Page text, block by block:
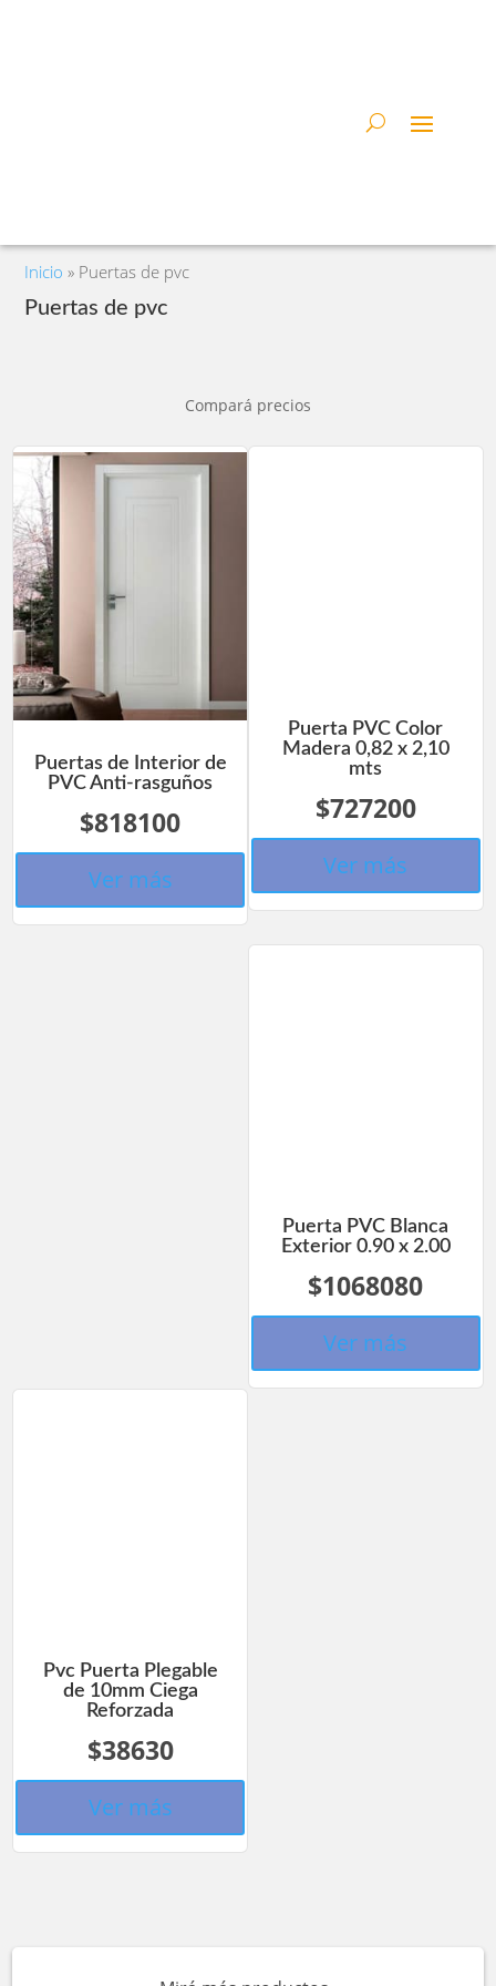
Inicio » Puertas de pvc
Puertas de pvc
Compará precios
Puertas de Interior de
PVC Anti-rasguños
$818100
Ver más
Puerta PVC Color
Madera 0,82 x 2,10
mts
$727200
Ver más
Puerta PVC Blanca
Exterior 0.90 x 2.00
$1068080
Ver más
Pvc Puerta Plegable
de 10mm Ciega
Reforzada
$38630
Ver más